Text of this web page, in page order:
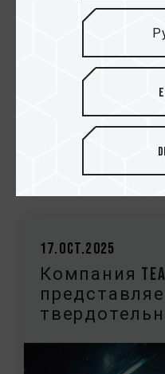
17.Oct.2025
Компания